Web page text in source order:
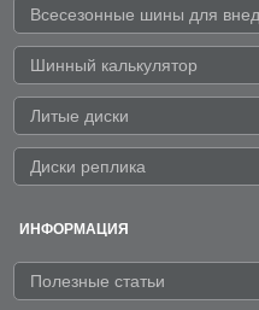
Всесезонные шины для
Шинный калькулятор
Литые диски
Диски реплика
ИНФОРМАЦИЯ
Полезные статьи